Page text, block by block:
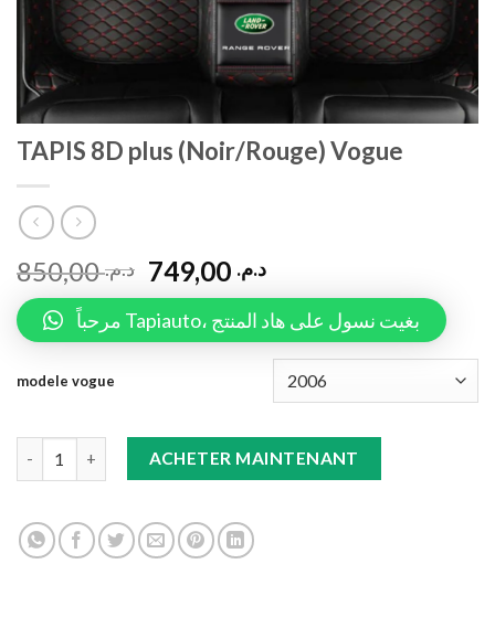
TAPIS 8D plus (Noir/Rouge) Vogue
د.م.850,00 د.م.
مرحباً Tapiauto، بغيت نسول على هاد المنتج
modele vogue
TAPIS 8D plus (Noir/Rouge) Vogue quantity
ACHETER MAINTENANT